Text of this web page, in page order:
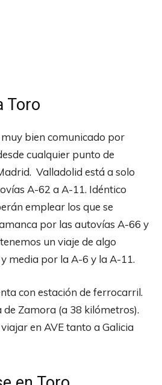
Toro
bien comunicado por
cualquier punto de
Valladolid está a solo
A-62 a A-11. Idéntico
emplear los que se
por las autovías A-66 y
un viaje de algo
media por la A-6 y la A-11.
con estación de ferrocarril.
de Zamora (a 38 kilómetros).
en AVE tanto a Galicia